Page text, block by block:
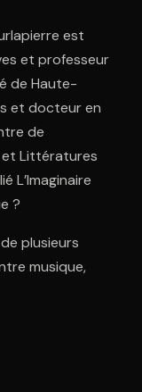
le code. C'est gratuit à
est
et professeur
de Haute-
et docteur en
de
et Littératures
L’Imaginaire
?
plusieurs
musique,